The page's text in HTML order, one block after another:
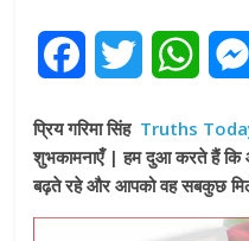
c
e
i
t
W
a
t
प्रिय गरिमा सिंह Truths
शुभकामनाएँ | हम दुआ करते हैं कि
बढ़ते रहे और आपको वह सबकुछ